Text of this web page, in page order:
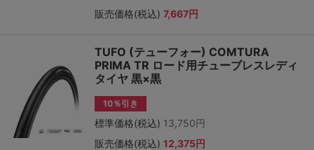
販売価格(税込) 7,667円
TUFO (テューフォー) COMTURA
PRIMA TR ロード用チューブレスレディ
タイヤ 黒×黒
10％引き
標準価格(税込) 13,750円
販売価格(税込) 12,375円